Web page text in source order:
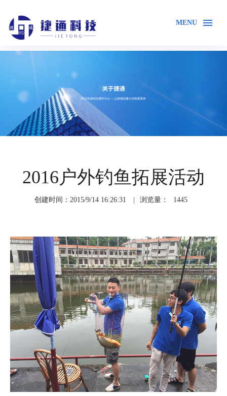
MENU
2016户外钓鱼拓展活动
创建时间：2015/9/14 16:26:31 浏览量： 1445